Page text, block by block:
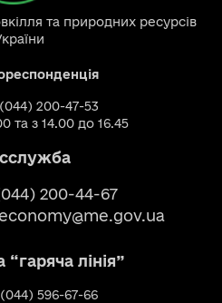
та природних ресурсів
200-47-53
та з 14.00 до 16.45
200-44-67
лінія”
596-67-66